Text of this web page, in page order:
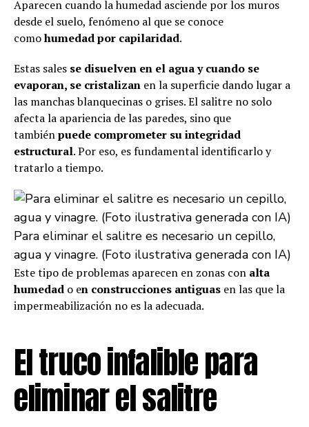
Aparecen cuando la humedad asciende por los muros
desde el suelo, fenómeno al que se conoce
comohumedad por capilaridad.
Estas sales se disuelven en el agua y cuando se
evaporan, se cristalizan en la superficie dando lugar a
las manchas blanquecinas o grises. El salitre no solo
afecta la apariencia de las paredes, sino que
tambiénpuede comprometer su integridad
estructural. Por eso, es fundamental identificarlo y
tratarlo a tiempo.
Para eliminar el salitre es necesario un cepillo,
agua y vinagre. (Foto ilustrativa generada con IA)
Este tipo de problemas aparecen en zonas con alta
humedad o en construcciones antiguas en las que la
impermeabilización no es la adecuada.
El truco infalible para
eliminar el salitre